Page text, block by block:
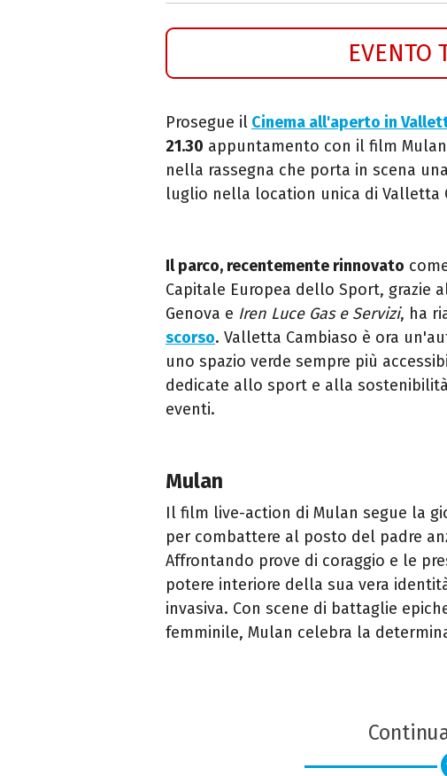
EVENTO
Prosegue il Cinema all'aperto in
21.30 appuntamento con il film
nella rassegna che porta in scena
luglio nella location unica di Valletta
Il parco, recentemente rinnovato
Capitale Europea dello Sport, grazie
Genova e Iren Luce Gas e Servizi, ha
scorso. Valletta Cambiaso è ora
uno spazio verde sempre più
dedicate allo sport e alla
eventi.
Mulan
Il film live-action di Mulan segue la
per combattere al posto del padre
Affrontando prove di coraggio e le
potere interiore della sua vera
invasiva. Con scene di battaglie
femminile, Mulan celebra la